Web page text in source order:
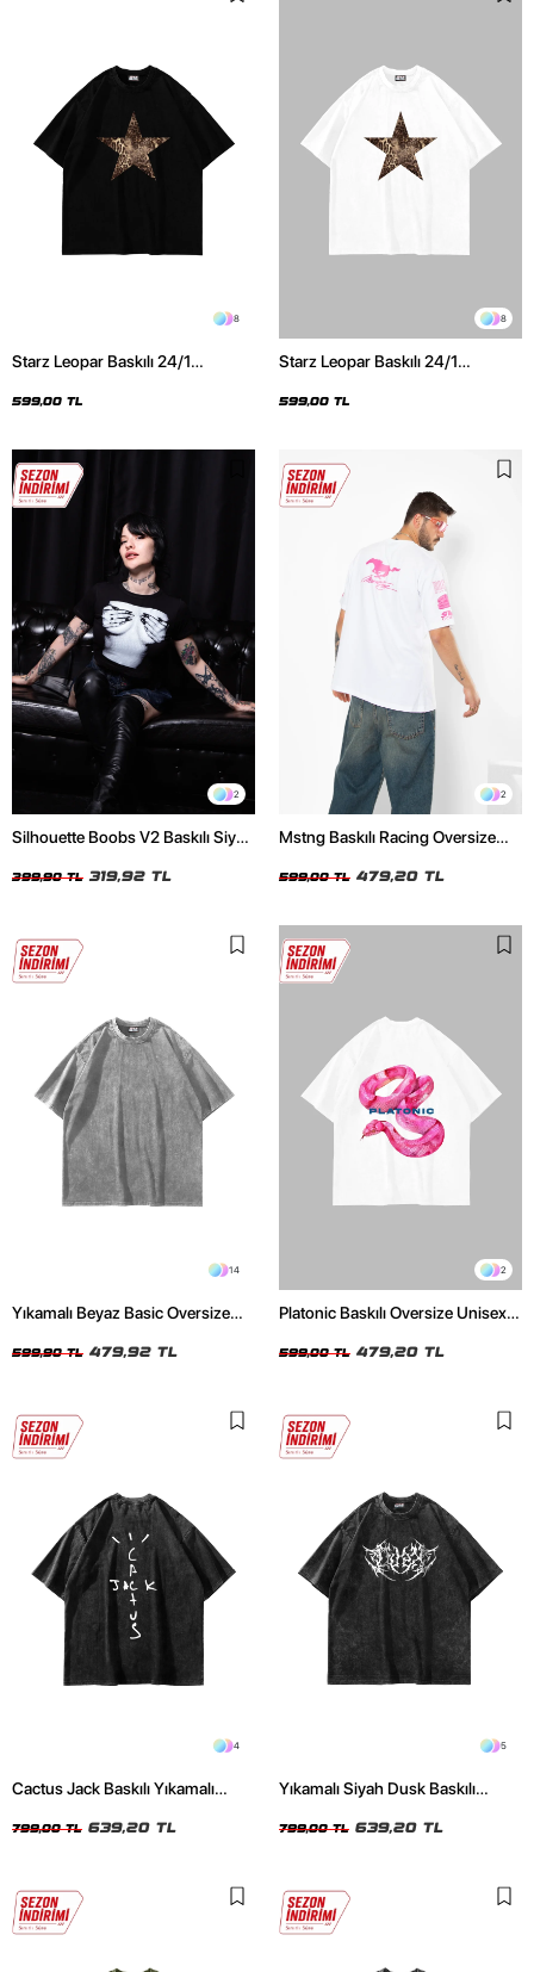
8
Starz Leopar Baskılı 24/1
599,00 TL
8
Starz Leopar Baskılı 24/1
599,00 TL
2
Silhouette Boobs V2 Baskılı Siyah
399,90 TL 319,92 TL
2
Mstng Baskılı Racing Oversize
599,00 TL 479,20 TL
14
Yıkamalı Beyaz Basic Oversize
599,90 TL 479,92 TL
2
Platonic Baskılı Oversize Unisex
599,00 TL 479,20 TL
4
Cactus Jack Baskılı Yıkamalı
799,00 TL 639,20 TL
5
Yıkamalı Siyah Dusk Baskılı
799,00 TL 639,20 TL